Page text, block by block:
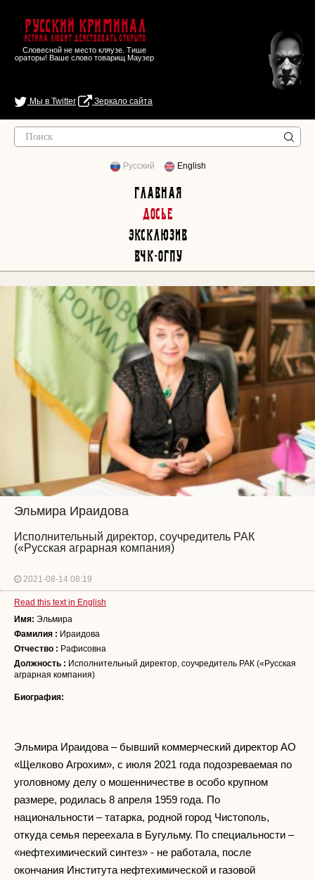
Русский Криминал
Истина любит действовать открыто
Словесной не место кляузе. Тише
ораторы! Ваше слово товарищ Маузер
Мы в Twitter Зеркало сайта
Русский English
Главная
Досье
Эксклюзив
ВЧК-ОГПУ
Эльмира Ираидова
Исполнительный директор, соучредитель РАК
(«Русская аграрная компания)
2021-08-14 08:19
Read this text in English
Имя: Эльмира
Фамилия : Ираидова
Отчество : Рафисовна
Должность : Исполнительный директор, соучредитель РАК («Русская
аграрная компания)
Биография:
Эльмира Ираидова – бывший коммерческий директор АО
«Щелково Агрохим», с июля 2021 года подозреваемая по
уголовному делу о мошенничестве в особо крупном
размере, родилась 8 апреля 1959 года. По
национальности – татарка, родной город Чистополь,
откуда семья переехала в Бугульму. По специальности –
«нефтехимический синтез» - не работала, после
окончания Института нефтехимической и газовой